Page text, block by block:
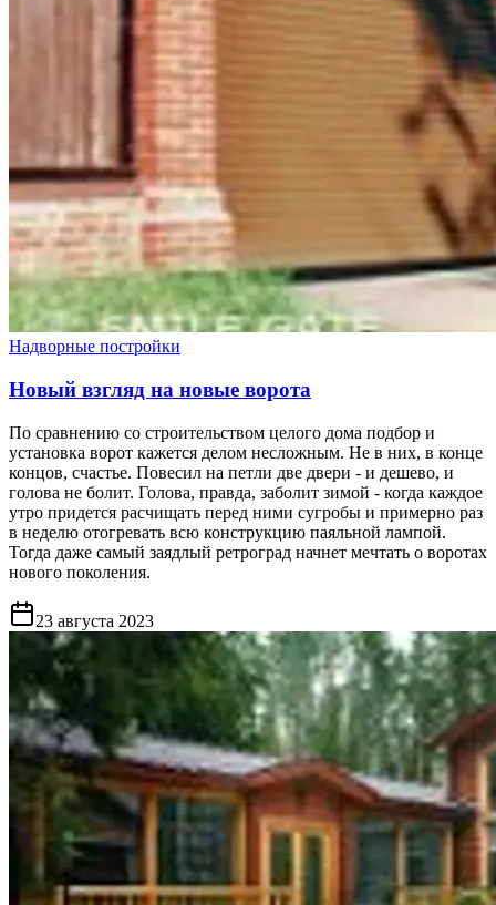
Надворные постройки
Новый взгляд на новые ворота
По сравнению со строительством целого дома подбор и
установка ворот кажется делом несложным. Не в них, в конце
концов, счастье. Повесил на петли две двери - и дешево, и
голова не болит. Голова, правда, заболит зимой - когда каждое
утро придется расчищать перед ними сугробы и примерно раз
в неделю отогревать всю конструкцию паяльной лампой.
Тогда даже самый заядлый ретроград начнет мечтать о воротах
нового поколения.
23 августа 2023